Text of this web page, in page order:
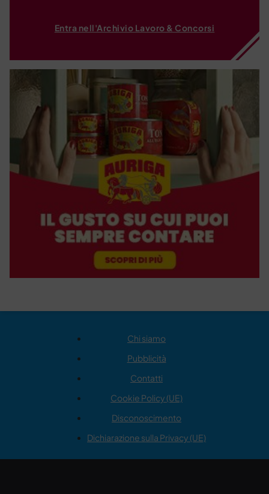
Entra nell'Archivio Lavoro & Concorsi
Chi siamo
Pubblicità
Contatti
Cookie Policy (UE)
Disconoscimento
Dichiarazione sulla Privacy (UE)